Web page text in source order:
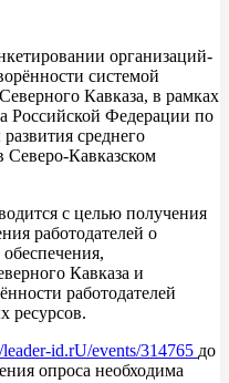
организаций-
системой
Кавказа, в рамках
Российской Федерации по
среднего
Северо-Кавказском
с целью получения
работодателей о
Кавказа и
работодателей
ресурсов.
leader-id.rU/events/314765 до
опроса необходима